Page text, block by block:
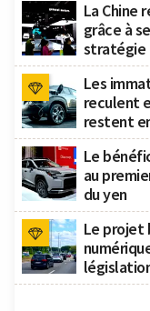
La Chine
grâce à
stratégie
Les
reculent
restent
Le
au
du yen
Le projet